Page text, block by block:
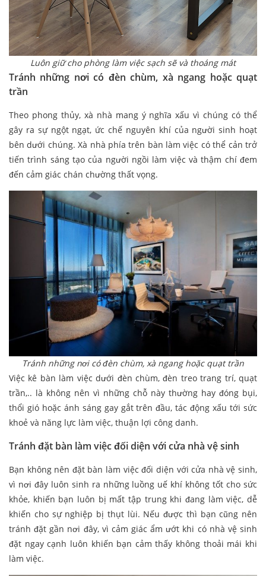
Luôn giữ cho phòng làm việc sạch sẽ và thoáng mát
Tránh những nơi có đèn chùm, xà ngang hoặc quạt
trần
Theo phong thủy, xà nhà mang ý nghĩa xấu vì chúng có thể
gây ra sự ngột ngạt, ức chế nguyên khí của người sinh hoạt
bên dưới chúng. Xà nhà phía trên bàn làm việc có thể cản trở
tiến trình sáng tạo của người ngồi làm việc và thậm chí đem
đến cảm giác chán chường thất vọng.
Tránh những nơi có đèn chùm, xà ngang hoặc quạt trần
Việc kê bàn làm việc dưới đèn chùm, đèn treo trang trí, quạt
trần,.. là không nên vì những chỗ này thường hay đóng bụi,
thổi gió hoặc ánh sáng gay gắt trên đầu, tác động xấu tới sức
khoẻ và năng lực làm việc, thuận lợi công danh.
Tránh đặt bàn làm việc đối diện với cửa nhà vệ sinh
Bạn không nên đặt bàn làm việc đối diện với cửa nhà vệ sinh,
vì nơi đây luôn sinh ra những luồng uế khí không tốt cho sức
khỏe, khiến bạn luôn bị mất tập trung khi đang làm việc, dễ
khiến cho sự nghiệp bị thụt lùi. Nếu được thì bạn cũng nên
tránh đặt gần nơi đây, vì cảm giác ẩm ướt khi có nhà vệ sinh
đặt ngay cạnh luôn khiến bạn cảm thấy không thoải mái khi
làm việc.